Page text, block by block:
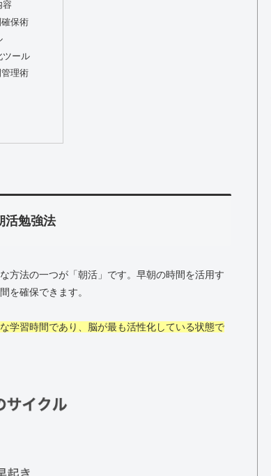
容
保術
ツール
理術
活勉強法
方法の一つが「朝活」です。早朝の時間を活用す
を確保できます。
学習時間であり、脳が最も活性化している状態で